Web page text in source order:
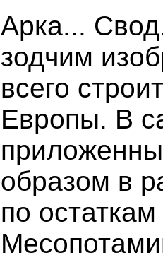
Арка...
зодчим
всего
Европы. В
образом в
по